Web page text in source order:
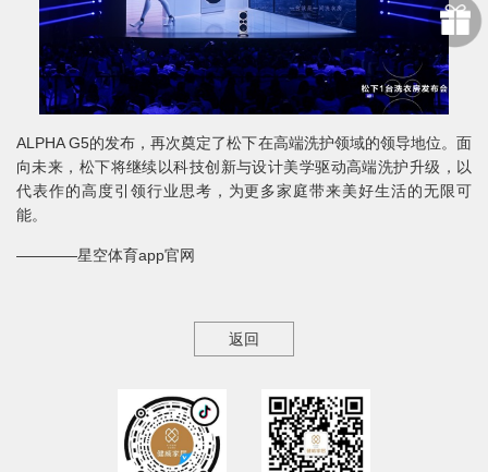
ALPHA G5的发布，再次奠定了松下在高端洗护领域的领导地位。面
向未来，松下将继续以科技创新与设计美学驱动高端洗护升级，以
代表作的高度引领行业思考，为更多家庭带来美好生活的无限可
能。
————星空体育app官网
返回